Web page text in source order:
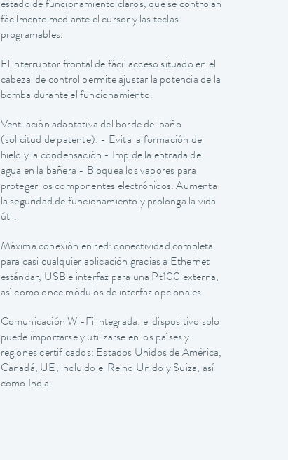
estado de funcionamiento claros, que se controlan
fácilmente mediante el cursor y las teclas
programables.
El interruptor frontal de fácil acceso situado en el
cabezal de control permite ajustar la potencia de la
bomba durante el funcionamiento.
Ventilación adaptativa del borde del baño
(solicitud de patente): - Evita la formación de
hielo y la condensación - Impide la entrada de
agua en la bañera - Bloquea los vapores para
proteger los componentes electrónicos. Aumenta
la seguridad de funcionamiento y prolonga la vida
útil.
Máxima conexión en red: conectividad completa
para casi cualquier aplicación gracias a Ethernet
estándar, USB e interfaz para una Pt100 externa,
así como once módulos de interfaz opcionales.
Comunicación Wi-Fi integrada: el dispositivo solo
puede importarse y utilizarse en los países y
regiones certificados: Estados Unidos de América,
Canadá, UE, incluido el Reino Unido y Suiza, así
como India.